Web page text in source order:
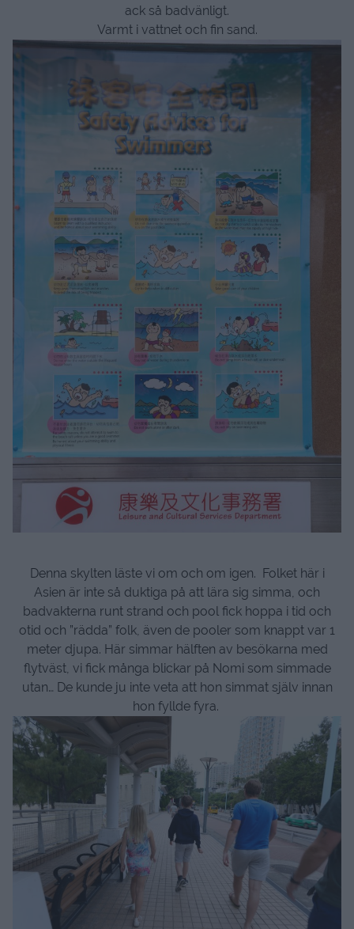
ack så badvänligt.
Varmt i vattnet och fin sand.
Denna skylten läste vi om och om igen. Folket här i
Asien är inte så duktiga på att lära sig simma, och
badvakterna runt strand och pool fick hoppa i tid och
otid och ”rädda” folk, även de pooler som knappt var 1
meter djupa. Här simmar hälften av besökarna med
flytväst, vi fick många blickar på Nomi som simmade
utan… De kunde ju inte veta att hon simmat själv innan
hon fyllde fyra.